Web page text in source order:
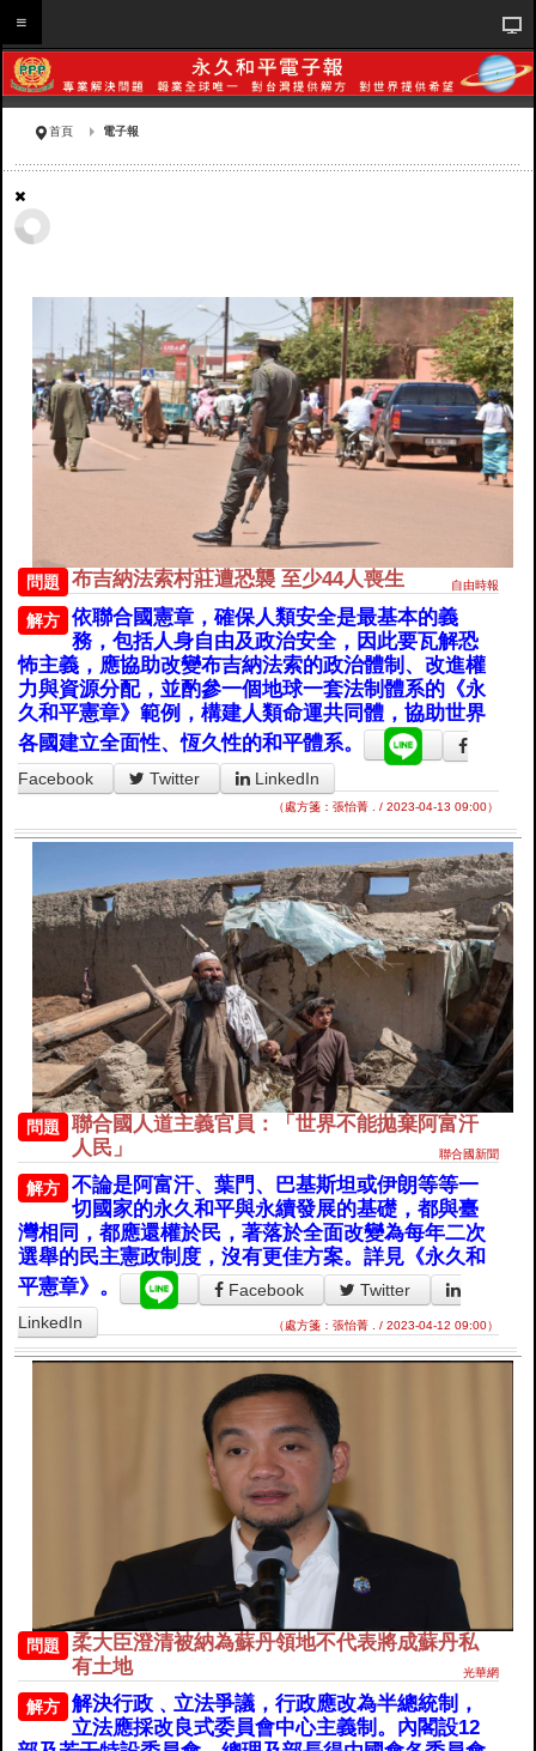
首頁 電子報
問題 布吉納法索村莊遭恐襲 至少44人喪生 自由時報
解方
依聯合國憲章，確保人類安全是最基本的義
務，包括人身自由及政治安全，因此要瓦解恐
怖主義，應協助改變布吉納法索的政治體制、改進權
力與資源分配，並酌參一個地球一套法制體系的《永
久和平憲章》範例，構建人類命運共同體，協助世界
各國建立全面性、恆久性的和平體系。
Facebook Twitter LinkedIn
（處方箋：張怡菁 . / 2023-04-13 09:00）
問題
聯合國人道主義官員：「世界不能拋棄阿富汗
人民」
聯合國新聞
解方
不論是阿富汗、葉門、巴基斯坦或伊朗等等一
切國家的永久和平與永續發展的基礎，都與臺
灣相同，都應還權於民，著落於全面改變為每年二次
選舉的民主憲政制度，沒有更佳方案。詳見《永久和
平憲章》。
Facebook
Twitter
LinkedIn
（處方箋：張怡菁 . / 2023-04-12 09:00）
問題
柔大臣澄清被納為蘇丹領地不代表將成蘇丹私
有土地
光華網
解方
解決行政﹑立法爭議，行政應改為半總統制，
立法應採改良式委員會中心主義制。內閣設12